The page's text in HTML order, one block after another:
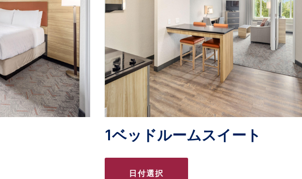
1ベッドルームスイート
日付選択